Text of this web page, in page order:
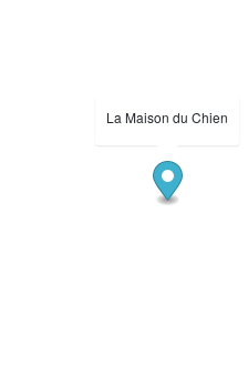
La Maison du Chien